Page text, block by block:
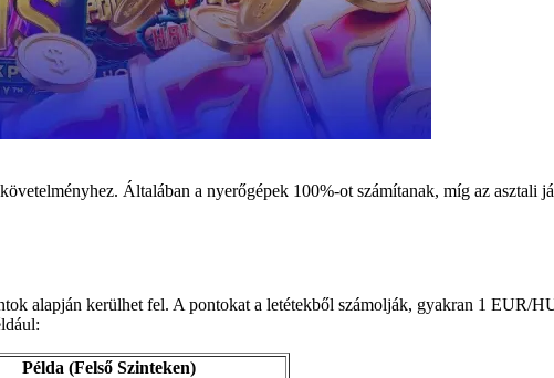
Általában a nyerőgépek 100%-ot számítanak, míg az asztali
alapján kerülhet fel. A pontokat a letétekből számolják, gyakran 1 EUR/
Példa (Felső Szinteken)